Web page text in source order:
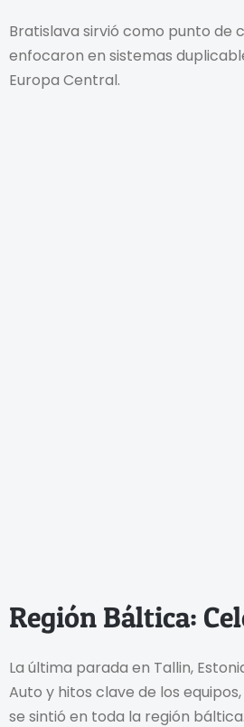
Bratislava sirvió como punto de
enfocaron en sistemas
Europa Central.
Región Báltica:
La última parada en Tallin,
Auto y hitos clave de los
se sintió en toda la región báltica.